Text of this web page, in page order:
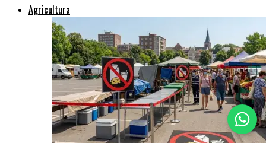
Agricultura